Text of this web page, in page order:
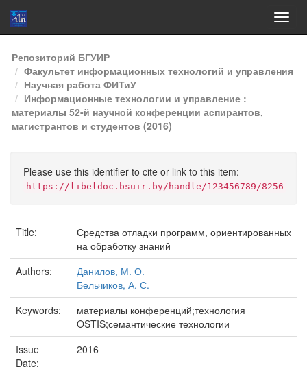
Skip
navigation
Репозиторий БГУИР
Факультет информационных технологий и управления
Научная работа ФИТиУ
Информационные технологии и управление :
материалы 52-й научной конференции аспирантов,
магистрантов и студентов (2016)
Please use this identifier to cite or link to this item:
https://libeldoc.bsuir.by/handle/123456789/8256
Title:
Средства отладки программ, ориентированных
на обработку знаний
Authors:
Данилов, М. О.
Бельчиков, А. С.
Keywords:
материалы конференций;технология
OSTIS;семантические технологии
Issue
Date:
2016